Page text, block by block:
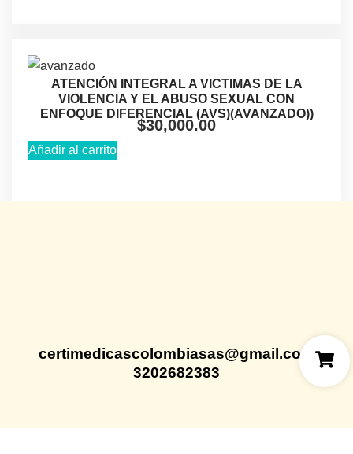
ATENCIÓN INTEGRAL A VICTIMAS DE LA
VIOLENCIA Y EL ABUSO SEXUAL CON
ENFOQUE DIFERENCIAL (AVS)(AVANZADO))
$30,000.00
Añadir al carrito
certimedicascolombiasas@gmail.com
3202682383